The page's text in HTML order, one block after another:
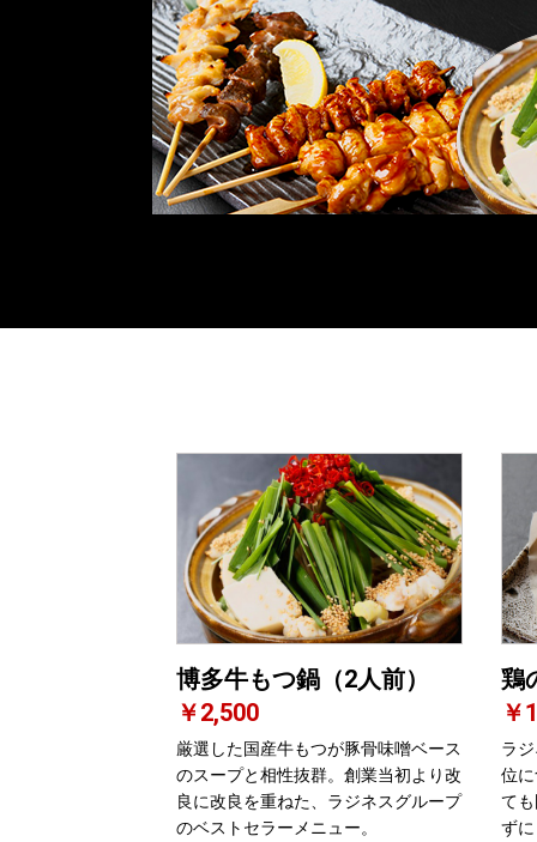
博多牛もつ鍋（2人前）
￥2,500
厳選した国産牛もつが豚骨味噌ベース
のスープと相性抜群。創業当初より改
良に改良を重ねた、ラジネスグループ
のベストセラーメニュー。
鶏
￥
ラ
位
て
ず